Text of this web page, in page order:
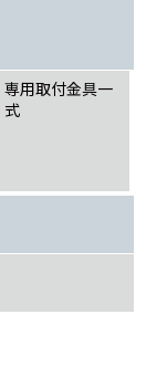
専用取付金具一
式